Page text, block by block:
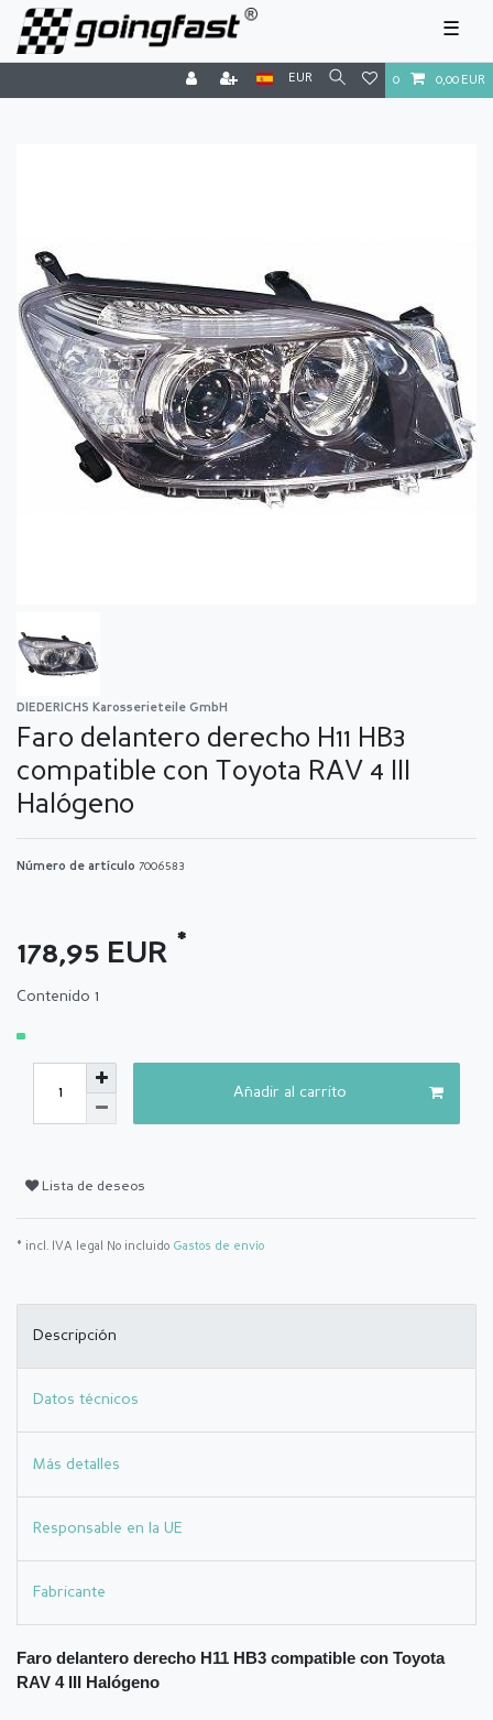
☰
EUR 0 0,00 EUR
DIEDERICHS Karosserieteile GmbH
Faro delantero derecho H11 HB3
compatible con Toyota RAV 4 III
Halógeno
Número de artículo 7006583
178,95 EUR *
Contenido 1
Añadir al carrito
Lista de deseos
* incl. IVA legal No incluido Gastos de envío
Descripción
Datos técnicos
Más detalles
Responsable en la UE
Fabricante
Faro delantero derecho H11 HB3 compatible con Toyota
RAV 4 III Halógeno